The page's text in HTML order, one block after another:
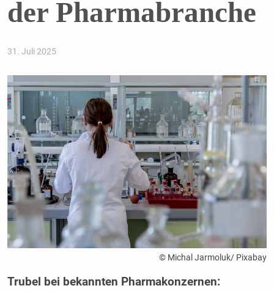
der Pharmabranche
31. Juli 2025
© Michal Jarmoluk/ Pixabay
Trubel bei bekannten Pharmakonzernen: